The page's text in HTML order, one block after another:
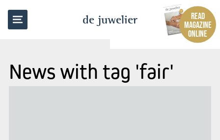
de juwelier
READ
MAGAZINE
ONLINE
News with tag 'fair'